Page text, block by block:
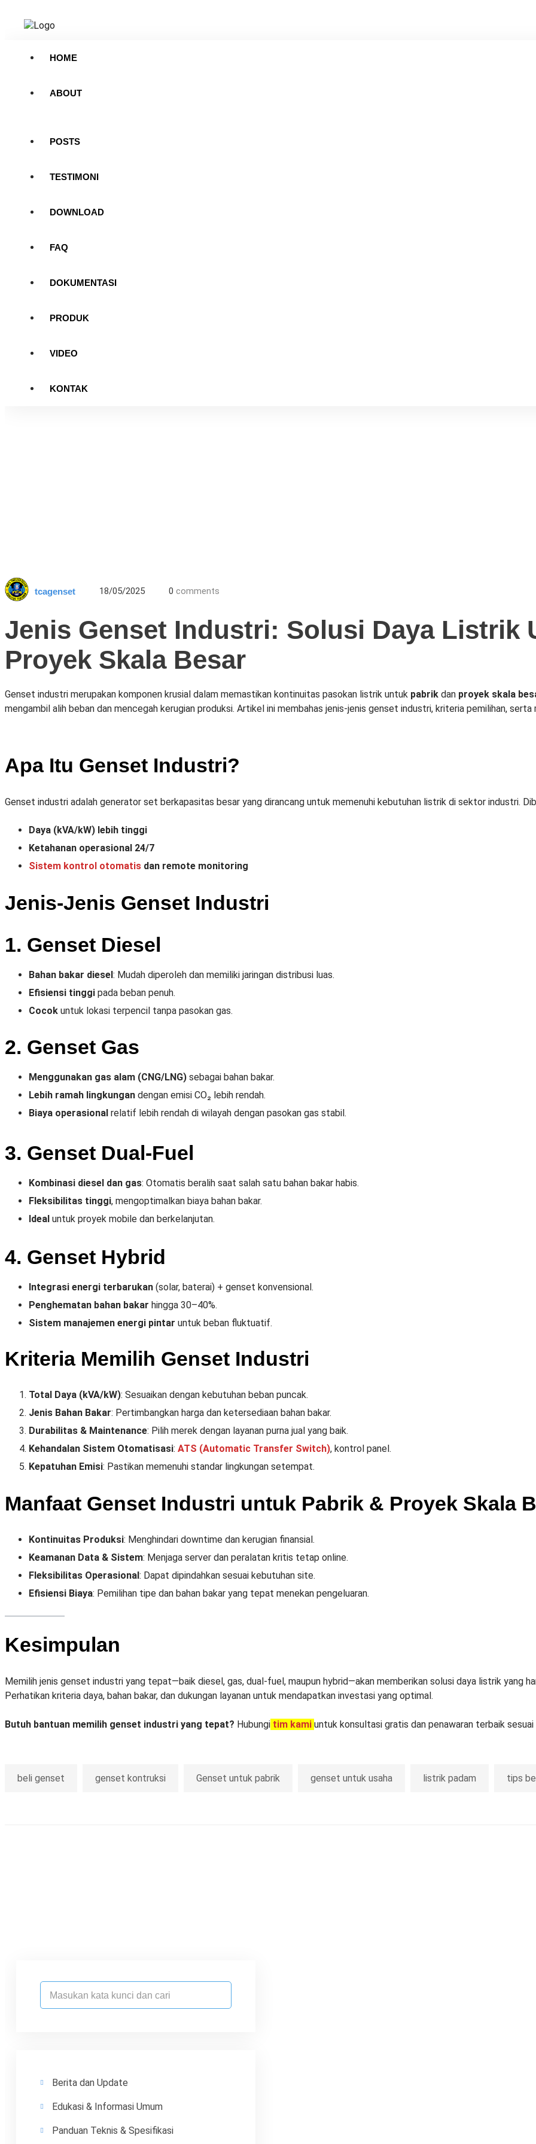
HOME
ABOUT
POSTS
TESTIMONI
DOWNLOAD
FAQ
DOKUMENTASI
PRODUK
VIDEO
KONTAK
tcagenset 18/05/2025 0 comments
Jenis Genset Industri: Solusi Daya Listrik
Proyek Skala Besar
Genset industri merupakan komponen krusial dalam memastikan kontinuitas pasokan listrik untuk pabrik dan proyek skala
mengambil alih beban dan mencegah kerugian produksi. Artikel ini membahas jenis‑jenis genset industri, kriteria pemilihan,
Apa Itu Genset Industri?
Genset industri adalah generator set berkapasitas besar yang dirancang untuk memenuhi kebutuhan listrik di sektor industri.
Daya (kVA/kW) lebih tinggi
Ketahanan operasional 24/7
Sistem kontrol otomatis dan remote monitoring
Jenis-Jenis Genset Industri
1. Genset Diesel
Bahan bakar diesel: Mudah diperoleh dan memiliki jaringan distribusi luas.
Efisiensi tinggi pada beban penuh.
Cocok untuk lokasi terpencil tanpa pasokan gas.
2. Genset Gas
Menggunakan gas alam (CNG/LNG) sebagai bahan bakar.
Lebih ramah lingkungan dengan emisi CO₂ lebih rendah.
Biaya operasional relatif lebih rendah di wilayah dengan pasokan gas stabil.
3. Genset Dual‑Fuel
Kombinasi diesel dan gas: Otomatis beralih saat salah satu bahan bakar habis.
Fleksibilitas tinggi, mengoptimalkan biaya bahan bakar.
Ideal untuk proyek mobile dan berkelanjutan.
4. Genset Hybrid
Integrasi energi terbarukan (solar, baterai) + genset konvensional.
Penghematan bahan bakar hingga 30–40%.
Sistem manajemen energi pintar untuk beban fluktuatif.
Kriteria Memilih Genset Industri
Total Daya (kVA/kW): Sesuaikan dengan kebutuhan beban puncak.
Jenis Bahan Bakar: Pertimbangkan harga dan ketersediaan bahan bakar.
Durabilitas & Maintenance: Pilih merek dengan layanan purna jual yang baik.
Kehandalan Sistem Otomatisasi: ATS (Automatic Transfer Switch), kontrol panel.
Kepatuhan Emisi: Pastikan memenuhi standar lingkungan setempat.
Manfaat Genset Industri untuk Pabrik & Proyek Skala
Kontinuitas Produksi: Menghindari downtime dan kerugian finansial.
Keamanan Data & Sistem: Menjaga server dan peralatan kritis tetap online.
Fleksibilitas Operasional: Dapat dipindahkan sesuai kebutuhan site.
Efisiensi Biaya: Pemilihan tipe dan bahan bakar yang tepat menekan pengeluaran.
Kesimpulan
Memilih jenis genset industri yang tepat—baik diesel, gas, dual‑fuel, maupun hybrid—akan memberikan solusi daya listrik yang
Perhatikan kriteria daya, bahan bakar, dan dukungan layanan untuk mendapatkan investasi yang optimal.
Butuh bantuan memilih genset industri yang tepat? Hubungi tim kami untuk konsultasi gratis dan penawaran terbaik
beli genset genset kontruksi Genset untuk pabrik genset untuk usaha listrik padam tips
Berita dan Update
Edukasi & Informasi Umum
Panduan Teknis & Spesifikasi